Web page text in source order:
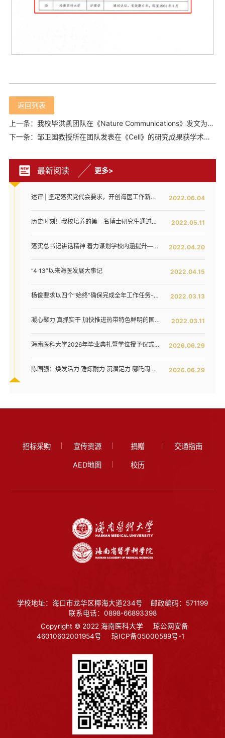
返回列表
上一条：我校毕洪凯团队在《Nature Communications》发文为研发难治性Hp感染的新型药物奠定理论基础
下一条：邹卫国教授所在团队发表在《Cell》的研究成果获学术界热议
最新阅读 更多>
2022.06.04
述评 | 坚定落实党代会要求，开创海医工作新局面——写在全面落实省第八次党代会对海医发展提出新要求之时
2022.05.11
历史时刻！我校培养的第一名博士研究生通过答辩！
2022.04.20
落实总书记讲话精神 着力谋划学校内涵提升——我校召开发展战略咨询委员会第二次工作会议
2022.04.15
“4·13”以来海医发展大事记
2022.03.13
杨俊要求以四个“始终”确保完成全年工作任务--我校六届五次教代会暨七届二次工代会胜利闭幕
2022.03.11
凝心聚力 真抓实干 加快推进热带特色鲜明的国际化高水平医科大学建设步伐 ——我校六届五次教代会暨七届二次工代会隆重开幕
2026.06.29
海南医科大学2026年毕业典礼暨学位授予仪式举行
2026.06.29
陈国强：焕发活力 锤炼耐力 沉潜定力 哪吒闹海拓新程——在海南医科大学2026年毕业典礼上的讲话
招标采购 宣传资源 捐赠 交通指南
AED地图 校历
学校地址：海口市龙华区椰海大道234号
邮政编码：571199
联系电话：0898-66893398
Copyright © 2022 海南医科大学
琼公网安备
46010602001954号
琼ICP备05000589号-1